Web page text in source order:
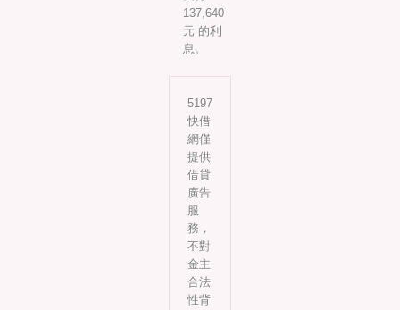
137,640
元 的利
息。
5197
快借
網僅
提供
借貸
廣告
服
務，
不對
金主
合法
性背